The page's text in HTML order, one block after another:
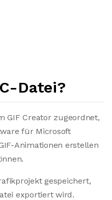
Datei?
GIF Creator zugeordnet,
für Microsoft
Animationen erstellen
gespeichert,
exportiert wird.